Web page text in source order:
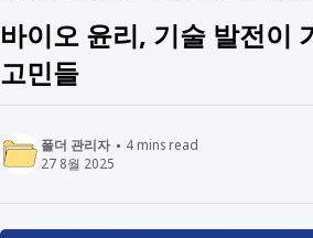
바이오 윤리, 기술 발전이
고민들
폴더 관리자 4mins read
27 8월 2025